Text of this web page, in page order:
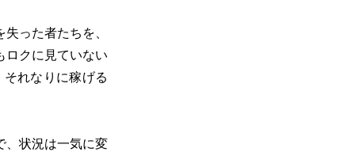
った者たちを、
ロクに見ていない
れなりに稼げる
、状況は一気に変